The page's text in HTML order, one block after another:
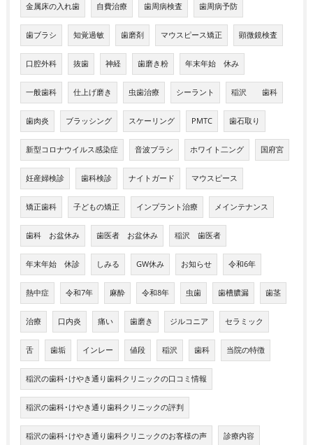
金属床の入れ歯 自費治療 歯周病検査 歯周病予防
歯ブラシ 知覚過敏 歯磨剤 マウスピース矯正 顕微鏡検査
口腔外科 抜歯 神経 歯磨き粉 年末年始 休み
一般歯科 仕上げ磨き 虫歯治療 シーラント 稲沢 歯科
歯肉炎 ブラッシング スケーリング PMTC 歯石取り
新型コロナウイルス感染症 音波ブラシ ホワイト二ング 国府宮
妊産婦検診 歯科検診 ナイトガード マウスピース
矯正歯科 子どもの矯正 インプラント治療 メインテナンス
歯科 お盆休み 歯医者 お盆休み 稲沢 歯医者
年末年始 休診 しみる GW休み お知らせ 令和6年
熱中症 令和7年 麻酔 令和8年 虫歯 歯槽膿漏 歯茎
治療 口内炎 痛い 歯磨き ジルコニア セラミック
舌 歯垢 インレー 値段 稲沢 歯科 当院の特徴
稲沢の歯科･けやき通り歯科クリニックの口コミ情報
稲沢の歯科･けやき通り歯科クリニックの評判
稲沢の歯科･けやき通り歯科クリニックのお客様の声 診療内容